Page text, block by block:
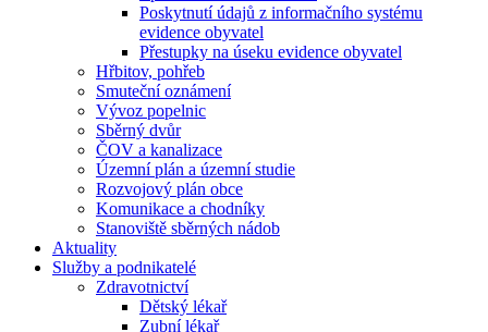
Poskytnutí údajů z informačního systému
evidence obyvatel
Přestupky na úseku evidence obyvatel
Hřbitov, pohřeb
Smuteční oznámení
Vývoz popelnic
Sběrný dvůr
ČOV a kanalizace
Územní plán a územní studie
Rozvojový plán obce
Komunikace a chodníky
Stanoviště sběrných nádob
Aktuality
Služby a podnikatelé
Zdravotnictví
Dětský lékař
Zubní lékař